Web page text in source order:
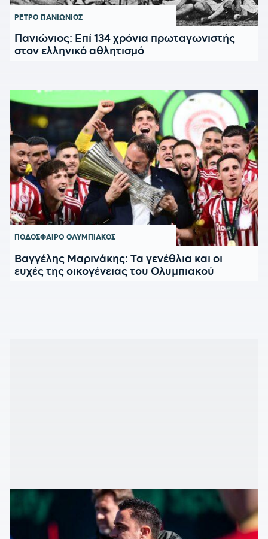
ΡΕΤΡΟ ΠΑΝΙΩΝΙΟΣ
Πανιώνιος: Επί 134 χρόνια πρωταγωνιστής
στον ελληνικό αθλητισμό
ΠΟΔΟΣΦΑΙΡΟ ΟΛΥΜΠΙΑΚΟΣ
Βαγγέλης Μαρινάκης: Τα γενέθλια και οι
ευχές της οικογένειας του Ολυμπιακού